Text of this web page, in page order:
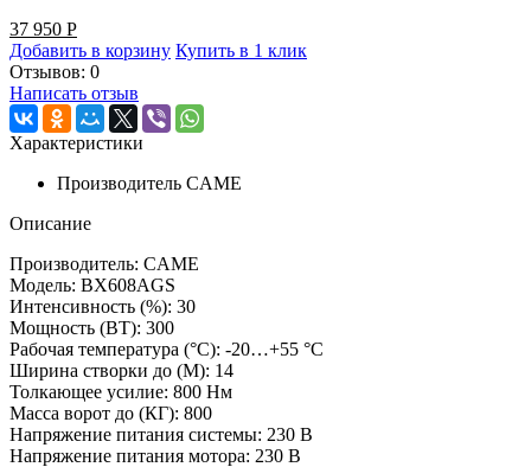
37 950 Р
Добавить в корзину Купить в 1 клик
Отзывов: 0
Написать отзыв
Характеристики
Производитель CAME
Описание
Производитель: CAME
Модель: BX608AGS
Интенсивность (%): 30
Мощность (ВТ): 300
Рабочая температура (°C): -20…+55 °C
Ширина створки до (М): 14
Толкающее усилие: 800 Нм
Масса ворот до (КГ): 800
Напряжение питания системы: 230 В
Напряжение питания мотора: 230 В